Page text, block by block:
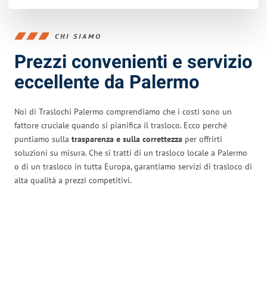
CHI SIAMO
Prezzi convenienti e servizio
eccellente da Palermo
Noi di Traslochi Palermo comprendiamo che i costi sono un
fattore cruciale quando si pianifica il trasloco. Ecco perché
puntiamo sulla trasparenza e sulla correttezza per offrirti
soluzioni su misura. Che si tratti di un trasloco locale a Palermo
o di un trasloco in tutta Europa, garantiamo servizi di trasloco di
alta qualità a prezzi competitivi.